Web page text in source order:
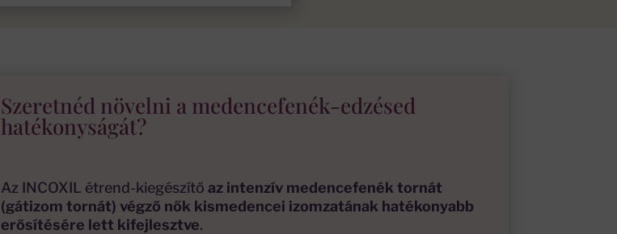
Szeretnéd növelni a medencefenék-edzésed
hatékonyságát?
Az INCOXIL étrend-kiegészítő az intenzív medencefenék tornát
(gátizom tornát) végző nők kismedencei izomzatának hatékonyabb
erősítésére lett kifejlesztve.